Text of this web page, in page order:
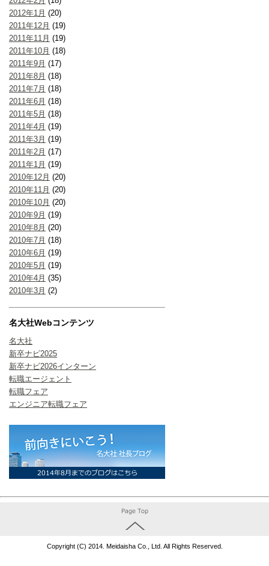
2012年1月 (20)
2011年12月 (19)
2011年11月 (19)
2011年10月 (18)
2011年9月 (17)
2011年8月 (18)
2011年7月 (18)
2011年6月 (18)
2011年5月 (18)
2011年4月 (19)
2011年3月 (19)
2011年2月 (17)
2011年1月 (19)
2010年12月 (20)
2010年11月 (20)
2010年10月 (20)
2010年9月 (19)
2010年8月 (20)
2010年7月 (18)
2010年6月 (19)
2010年5月 (19)
2010年4月 (35)
2010年3月 (2)
名大社Webコンテンツ
名大社
新卒ナビ2025
新卒ナビ2026インターン
転職エージェント
転職フェア
エンジニア転職フェア
Copyright (C) 2014. Meidaisha Co., Ltd. All Rights Reserved.